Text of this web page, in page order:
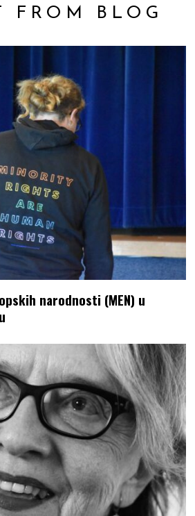
FROM BLOG
narodnosti (MEN) u